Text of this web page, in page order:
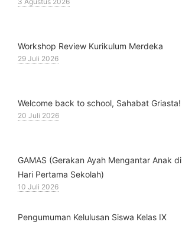
Workshop Review Kurikulum Merdeka
29 Juli 2026
Welcome back to school, Sahabat Griasta!
20 Juli 2026
GAMAS (Gerakan Ayah Mengantar Anak di
Hari Pertama Sekolah)
10 Juli 2026
Pengumuman Kelulusan Siswa Kelas IX